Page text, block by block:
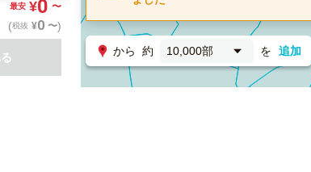
最安 ¥0 〜
(税抜 ¥0 〜)
から 約 10,000部 を 追加